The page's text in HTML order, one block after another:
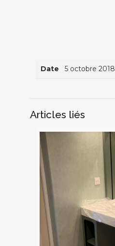
Date 5 octobre 2018
Articles liés